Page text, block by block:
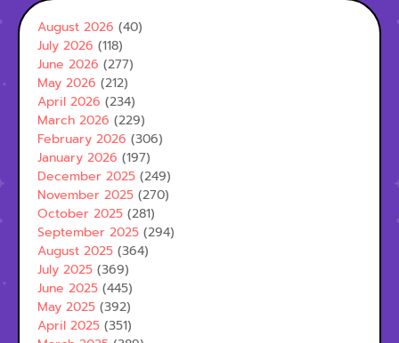
August 2026 (40)
July 2026 (118)
June 2026 (277)
May 2026 (212)
April 2026 (234)
March 2026 (229)
February 2026 (306)
January 2026 (197)
December 2025 (249)
November 2025 (270)
October 2025 (281)
September 2025 (294)
August 2025 (364)
July 2025 (369)
June 2025 (445)
May 2025 (392)
April 2025 (351)